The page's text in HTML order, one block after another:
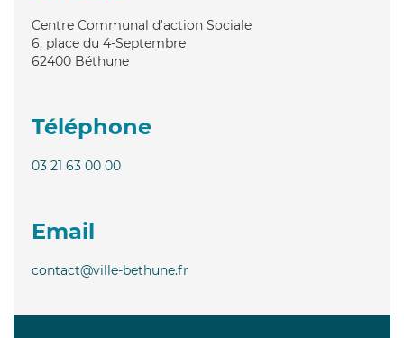
Centre Communal d'action Sociale
6, place du 4-Septembre
62400 Béthune
Téléphone
03 21 63 00 00
Email
contact@ville-bethune.fr